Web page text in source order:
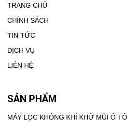
TRANG CHỦ
CHÍNH SÁCH
TIN TỨC
DỊCH VỤ
LIÊN HỆ
SẢN PHẨM
MÁY LỌC KHÔNG KHÍ KHỬ MÙI Ô TÔ